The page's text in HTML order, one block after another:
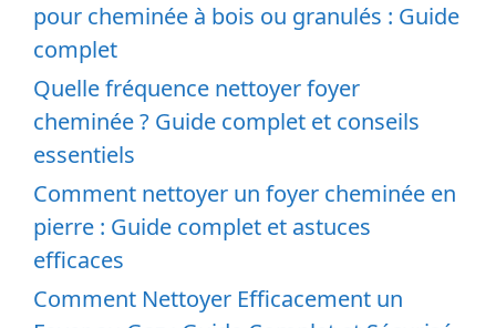
pour cheminée à bois ou granulés : Guide
complet
Quelle fréquence nettoyer foyer
cheminée ? Guide complet et conseils
essentiels
Comment nettoyer un foyer cheminée en
pierre : Guide complet et astuces
efficaces
Comment Nettoyer Efficacement un